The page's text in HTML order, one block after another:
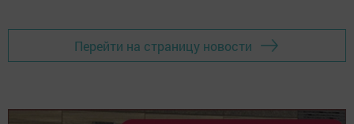
Перейти на страницу новости